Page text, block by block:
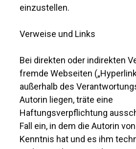
einzustellen.
Verweise und Links
Bei direkten oder indirekten
fremde Webseiten
außerhalb des
Autorin liegen, träte eine
Haftungsverpflichtung
Fall ein, in dem die Autorin
Kenntnis hat und es ihm